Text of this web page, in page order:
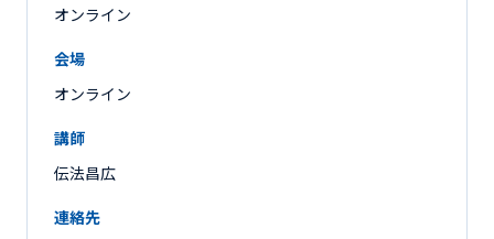
オンライン
会場
オンライン
講師
伝法昌広
連絡先